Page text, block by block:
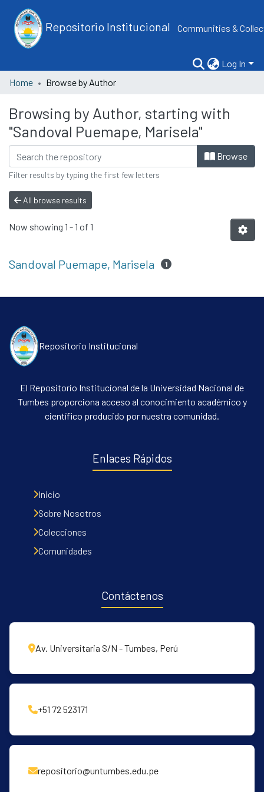
Repositorio Institucional Communities &
Log In
Home
Browse by Author
Browsing by Author, starting with
"Sandoval Puemape, Marisela"
Browse
Filter results by typing the first few letters
All browse results
Now showing 1 - 1 of 1
Sandoval Puemape, Marisela 1
Repositorio Institucional
El Repositorio Institucional de la Universidad Nacional de
Tumbes proporciona acceso al conocimiento académico y
científico producido por nuestra comunidad.
Enlaces Rápidos
Inicio
Sobre Nosotros
Colecciones
Comunidades
Contáctenos
Av. Universitaria S/N - Tumbes, Perú
+51 72 523171
repositorio@untumbes.edu.pe